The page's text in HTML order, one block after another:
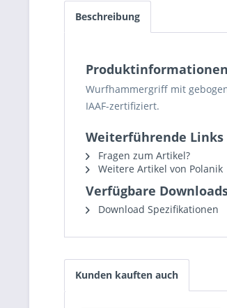
Beschreibung
Wurfhammergriff mit
IAAF-zertifiziert.
Weiterführende
Fragen zum Artikel?
Weitere Artikel von Polanik
Verfügbare
Download Spezifikationen
Kunden kauften auch